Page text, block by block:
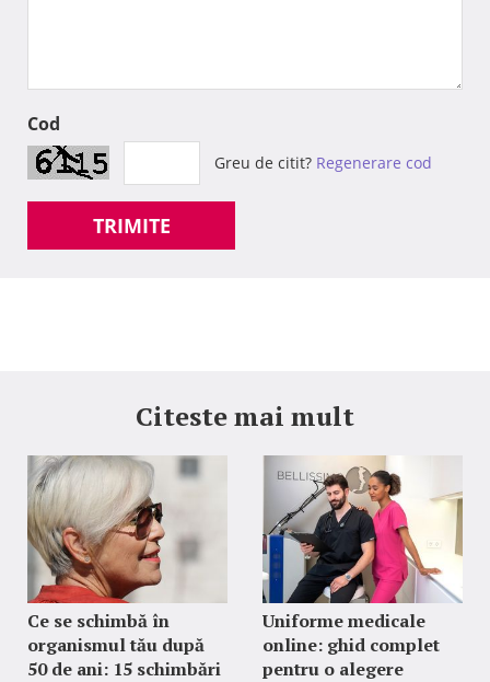
Cod
Greu de citit? Regenerare cod
TRIMITE
Citeste mai mult
Ce se schimbă în
organismul tău după
50 de ani: 15 schimbări
Uniforme medicale
online: ghid complet
pentru o alegere